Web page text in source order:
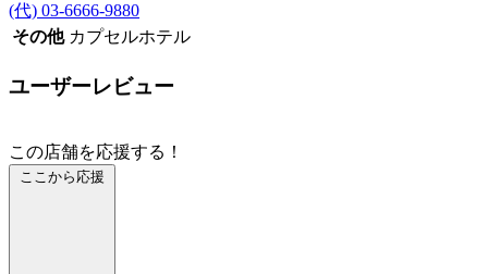
(代) 03-6666-9880
その他 カプセルホテル
ユーザーレビュー
この店舗を応援する！
ここから応援